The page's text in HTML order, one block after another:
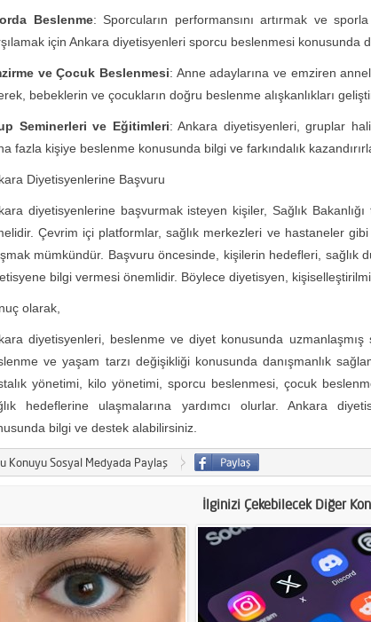
Beslenme: Sporcuların performansını artırmak ve
için Ankara diyetisyenleri sporcu beslenmesi konusunda
ve Çocuk Beslenmesi: Anne adaylarına ve emziren
bebeklerin ve çocukların doğru beslenme alışkanlıkları
Seminerleri ve Eğitimleri: Ankara diyetisyenleri, gruplar
fazla kişiye beslenme konusunda bilgi ve farkındalık
Diyetisyenlerine Başvuru
diyetisyenlerine başvurmak isteyen kişiler, Sağlık
Çevrim içi platformlar, sağlık merkezleri ve hastaneler
mümkündür. Başvuru öncesinde, kişilerin hedefleri, sağlık
bilgi vermesi önemlidir. Böylece diyetisyen,
olarak,
diyetisyenleri, beslenme ve diyet konusunda uzmanlaşmış
ve yaşam tarzı değişikliği konusunda danışmanlık
yönetimi, kilo yönetimi, sporcu beslenmesi, çocuk
hedeflerine ulaşmalarına yardımcı olurlar. Ankara
bilgi ve destek alabilirsiniz.
Konuyu Sosyal Medyada Paylaş
İlginizi Çekebilecek Diğer